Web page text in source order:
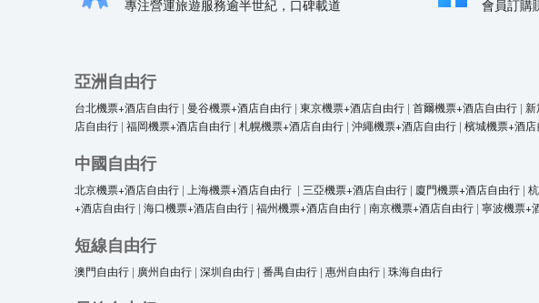
專注營運旅遊服務逾半世紀，口碑載道 會員訂購
亞洲自由行
台北機票+酒店自由行 | 曼谷機票+酒店自由行 | 東京機票+酒店自由行 | 首爾機票+酒店自由行 | 新
店自由行 | 福岡機票+酒店自由行 | 札幌機票+酒店自由行 | 沖繩機票+酒店自由行 | 檳城機票+酒
中國自由行
北京機票+酒店自由行 | 上海機票+酒店自由行 | 三亞機票+酒店自由行 | 廈門機票+酒店自由行 |
+酒店自由行 | 海口機票+酒店自由行 | 福州機票+酒店自由行 | 南京機票+酒店自由行 | 寧波機票+
短線自由行
澳門自由行 | 廣州自由行 | 深圳自由行 | 番禺自由行 | 惠州自由行 | 珠海自由行